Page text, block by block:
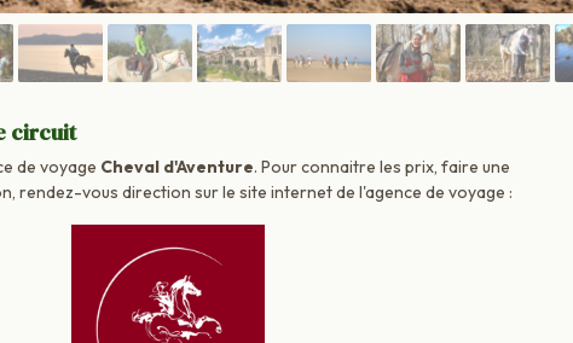
circuit
de voyage Cheval d'Aventure. Pour connaitre les prix, faire une
rendez-vous direction sur le site internet de l'agence de voyage :